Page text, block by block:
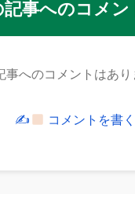
記事へのコメン
事へのコメントはあり
✍ コメントを書く